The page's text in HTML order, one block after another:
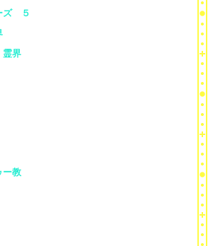
ズ ５
霊界
ー教